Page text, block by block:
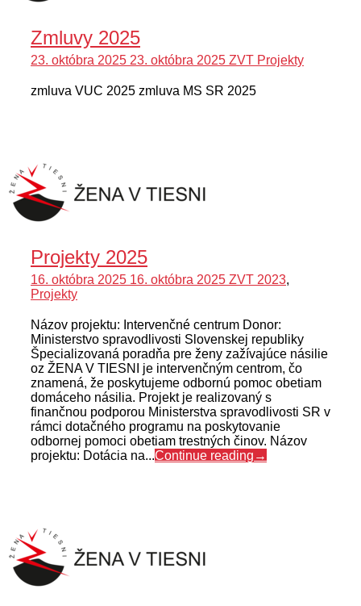
Zmluvy 2025
23. októbra 2025 23. októbra 2025 ZVT Projekty
zmluva VUC 2025 zmluva MS SR 2025
Projekty 2025
16. októbra 2025 16. októbra 2025 ZVT 2023,
Projekty
Názov projektu: Intervenčné centrum Donor:
Ministerstvo spravodlivosti Slovenskej republiky
Špecializovaná poradňa pre ženy zažívajúce násilie
oz ŽENA V TIESNI je intervenčným centrom, čo
znamená, že poskytujeme odbornú pomoc obetiam
domáceho násilia. Projekt je realizovaný s
finančnou podporou Ministerstva spravodlivosti SR v
rámci dotačného programu na poskytovanie
odbornej pomoci obetiam trestných činov. Názov
projektu: Dotácia na...Continue reading →